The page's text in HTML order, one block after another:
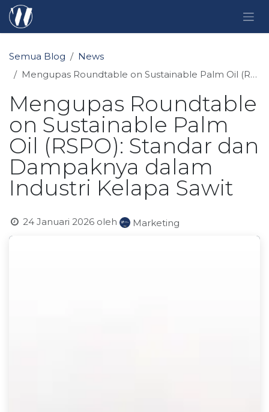
Skip ke Konten
Semua Blog
News
Mengupas Roundtable on Sustainable Palm Oil (RSPO): Standar dan Dampaknya dalam Industri Kelapa Sawit
Mengupas Roundtable
on Sustainable Palm
Oil (RSPO): Standar dan
Dampaknya dalam
Industri Kelapa Sawit
24 Januari 2026 oleh Marketing